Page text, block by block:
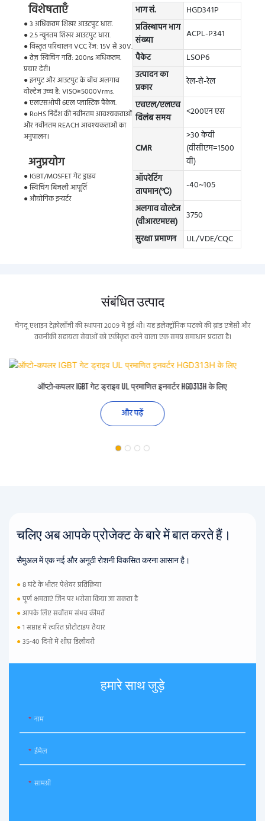
विशेषताएँ
● 3 अधिकतम शिखर आउटपुट धारा.
● 2.5 न्यूनतम शिखर आउटपुट धारा.
● विस्तृत परिचालन VCC रेंज: 15V से 30V.
● तेज़ स्विचिंग गति: 200ns अधिकतम.
प्रचार देरी।
● इनपुट और आउटपुट के बीच अलगाव
वोल्टेज उच्च है: VISO≥5000Vrms.
● एलएसओपी 6एल प्लास्टिक पैकेज.
● RoHS निर्देश की नवीनतम आवश्यकताओं
और नवीनतम REACH आवश्यकताओं का
अनुपालन।
अनुप्रयोग
● IGBT/MOSFET गेट ड्राइव
● स्विचिंग बिजली आपूर्ति
● औद्योगिक इन्वर्टर
भाग सं.
HGD341P
प्रतिस्थापन भाग
संख्या
ACPL-P341
पैकेट
LSOP6
उत्पादन का
प्रकार
रेल-से-रेल
एचएल/एलएच
विलंब समय
<200एन एस
CMR
>30 केवी
(वीसीएम=1500
वी)
ऑपरेटिंग
तापमान(℃)
-40~105
अलगाव वोल्टेज
(वीआरएमएस)
3750
सुरक्षा प्रमाणन
UL/VDE/CQC
संबंधित उत्पाद
चेंगदू एशाइन टेक्नोलॉजी की स्थापना 2009 में हुई थी। यह इलेक्ट्रॉनिक घटकों की ब्रांड एजेंसी और
तकनीकी सहायता सेवाओं को एकीकृत करने वाला एक समग्र समाधान प्रदाता है।
ऑप्टो-कपलर IGBT गेट ड्राइव UL प्रमाणित इनवर्टर HGD313H के लिए
और पढ़ें
चलिए अब आपके प्रोजेक्ट के बारे में बात करते हैं।
सैमुअल में एक नई और अनूठी रोशनी विकसित करना आसान है।
●8 घंटे के भीतर पेशेवर प्रतिक्रिया
●पूर्ण क्षमताएं जिन पर भरोसा किया जा सकता है
●आपके लिए सर्वोत्तम संभव कीमतें
●1 सप्ताह में त्वरित प्रोटोटाइप तैयार
●35-40 दिनों में शीघ्र डिलीवरी
हमारे साथ जुड़े
नाम
ईमेल
सामग्री